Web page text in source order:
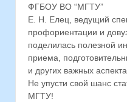
ФГБОУ ВО “МГТУ”
Е. Н. Елец, ведущий
профориентации и
поделилась полезной
приема,
и других важных
Не упусти свой шанс
МГТУ!